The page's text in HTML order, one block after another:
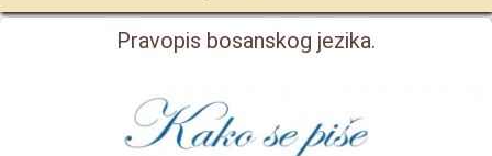
Pravopis bosanskog jezika.